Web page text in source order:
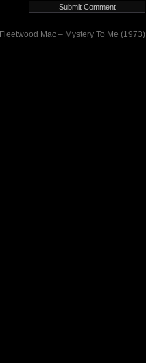
Fleetwood Mac – Mystery To Me (1973)